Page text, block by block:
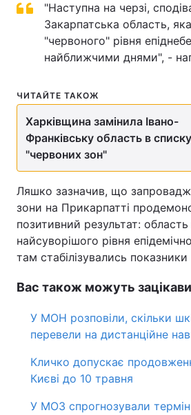
Зброя
Здоров'я
Відео з Youtube Статті
Інтерв'ю
Архів
Контакти
Реклама на сайті
"Наступна на черзі,
Закарпатська область,
"червоного" рівня
найближчими днями", -
ЧИТАЙТЕ ТАКОЖ
Харківщина замінила Івано-
Франківську область в списку
"червоних зон"
Ляшко зазначив, що
зони на Прикарпатті
позитивний результат:
найсуворішого рівня
там стабілізувались показники
Вас також можуть
У МОН розповіли, скільки
перевели на дистанційне
Кличко допускає
Києві до 10 травня
У МОЗ спрогнозували